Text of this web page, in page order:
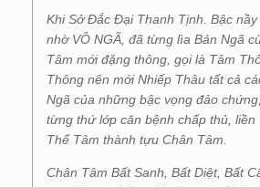
Khi Sở Đắc Đại Thanh Tịnh. Bậc
nhờ VÔ NGÃ, đã từng lìa Bản Ngã
Tâm mới đặng thông, gọi là Tâm
Thông nên mới Nhiếp Thâu tất cả
Ngã của những bậc vọng đảo
từng thứ lớp căn bệnh chấp thủ, liền
Thể Tâm thành tựu Chân Tâm.
Chân Tâm Bất Sanh, Bất Diệt, Bất